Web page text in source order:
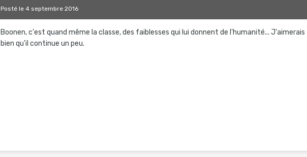
Postéle 4 septembre 2016
Boonen, c'est quand même la classe, des faiblesses qui lui donnent de l'humanité... J'aimerais
bien qu'il continue un peu.